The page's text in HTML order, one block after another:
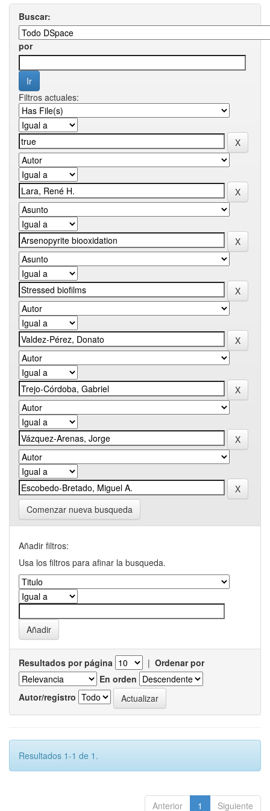
Buscar:
por
Filtros actuales:
Comenzar nueva busqueda
Añadir filtros:
Usa los filtros para afinar la busqueda.
Resultados por página | Ordenar por
En orden
Autor/registro
Resultados 1-1 de 1.
Anterior 1 Siguiente